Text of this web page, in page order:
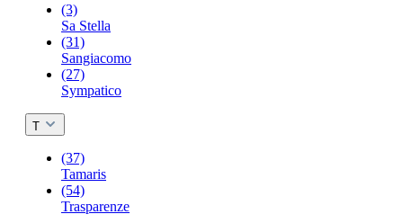
(3)
Sa Stella
(31)
Sangiacomo
(27)
Sympatico
T
(37)
Tamaris
(54)
Trasparenze